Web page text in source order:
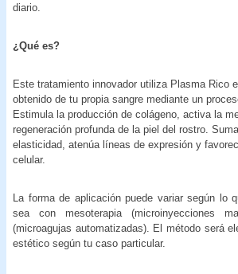
diario.
¿Qué es?
Este tratamiento innovador utiliza Plasma Rico
obtenido de tu propia sangre mediante un
Estimula la producción de colágeno, activa la
regeneración profunda de la piel del rostro.
elasticidad, atenúa líneas de expresión y
celular.
La forma de aplicación puede variar según lo
sea con mesoterapia (microinyecciones
(microagujas automatizadas). El método será
estético según tu caso particular.